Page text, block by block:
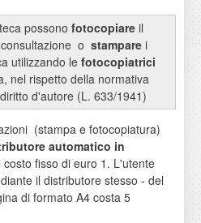
possono fotocopiareil
o stampare i
utilizzando le fotocopiatrici
nel rispetto della normativa
d'autore (L. 633/1941)
(stampa e fotocopiatura)
automatico in
costo fisso di euro 1. L'utente
il distributore stesso - del
di formato A4 costa 5